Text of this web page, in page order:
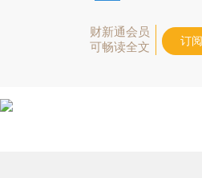
财新通会员
可畅读全文
订